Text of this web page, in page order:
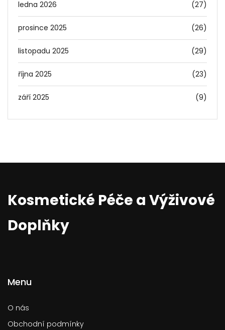
ledna 2026 (27)
prosince 2025 (26)
listopadu 2025 (29)
října 2025 (23)
září 2025 (9)
Kosmetické Péče a Výživové
Doplňky
Menu
O nás
Obchodní podmínky